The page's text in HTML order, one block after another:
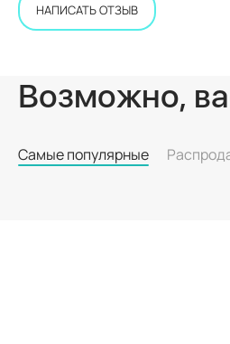
НАПИСАТЬ ОТЗЫВ
Возможно,
Самые популярные